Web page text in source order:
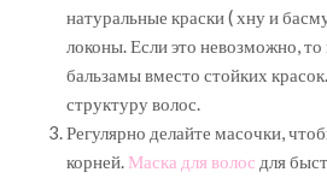
натуральные краски ( хну и
локоны. Если это невозможно,
бальзамы вместо стойких
структуру волос.
Регулярно делайте масочки,
корней. Маска для волос для